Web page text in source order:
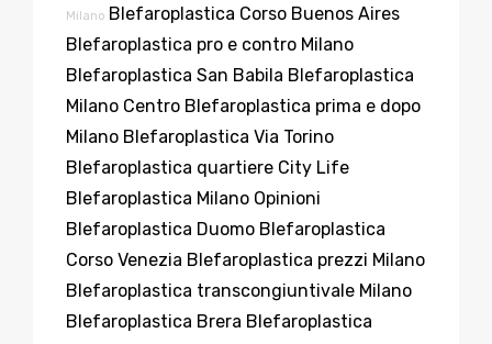
Milano Blefaroplastica Corso Buenos Aires
Blefaroplastica pro e contro Milano
Blefaroplastica San Babila Blefaroplastica
Milano Centro Blefaroplastica prima e dopo
Milano Blefaroplastica Via Torino
Blefaroplastica quartiere City Life
Blefaroplastica Milano Opinioni
Blefaroplastica Duomo Blefaroplastica
Corso Venezia Blefaroplastica prezzi Milano
Blefaroplastica transcongiuntivale Milano
Blefaroplastica Brera Blefaroplastica